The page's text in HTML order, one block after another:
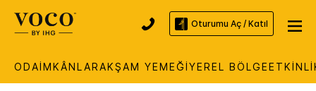
Oturumu Aç / Katıl
ODAİMKÂNLARAKŞAM YEMEĞIYEREL BÖLGE